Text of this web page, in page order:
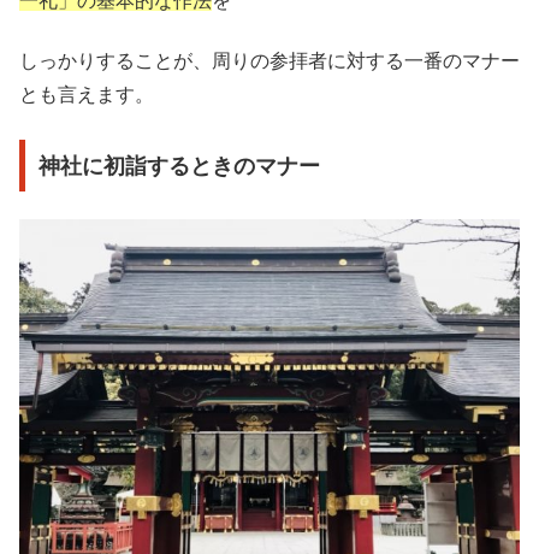
しっかりすることが、周りの参拝者に対する一番のマナー
とも言えます。
神社に初詣するときのマナー